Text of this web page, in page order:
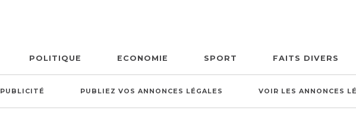
POLITIQUE ECONOMIE SPORT FAITS DIVERS
PUBLICITÉ PUBLIEZ VOS ANNONCES LÉGALES VOIR LES ANNONCES